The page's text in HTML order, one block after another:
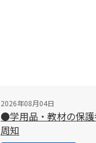
2026年08月04日
●学用品・教材の保護
周知